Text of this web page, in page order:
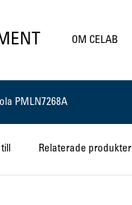
OM CELAB
PMLN7268A
Relaterade produkter